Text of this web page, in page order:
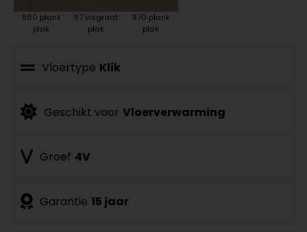
860 plank
plak
87 visgraat
plak
870 plank
plak
Vloertype Klik
Geschikt voor Vloerverwarming
Groef 4V
Garantie 15 jaar